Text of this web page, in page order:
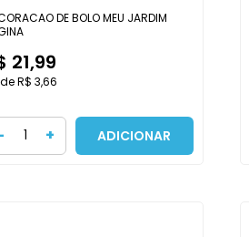
DE BOLO MEU JARDIM
21,99
R$ 3,66
+ ADICIONAR